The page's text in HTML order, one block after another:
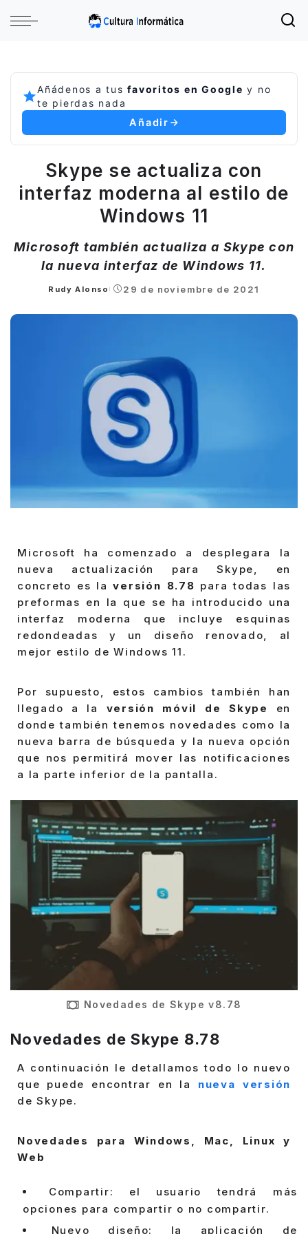
Añádenos a tusfavoritos en Google y no
te pierdas nada
Añadir
Skype se actualiza con
interfaz moderna al estilo de
Windows 11
Microsoft también actualiza a Skype con
la nueva interfaz de Windows 11.
Posted
Rudy Alonso 29 de noviembre de 2021
Microsoft ha comenzado a desplegara la
nueva actualización para Skype, en
concreto es la versión 8.78 para todas las
preformas en la que se ha introducido una
interfaz moderna que incluye esquinas
redondeadas y un diseño renovado, al
mejor estilo de Windows 11.
Por supuesto, estos cambios también han
llegado a la versión móvil de Skype
en
donde también tenemos novedades como la
nueva barra de búsqueda y la nueva opción
que nos permitirá mover las notificaciones
a la parte inferior de la pantalla.
Novedades de Skype v8.78
Novedades de Skype 8.78
A continuación le detallamos todo lo nuevo
que puede encontrar en la nueva versión
de Skype.
Novedades para Windows, Mac, Linux y
Web
Compartir: el usuario tendrá más
opciones para compartir o no compartir.
Nuevo diseño: la aplicación de